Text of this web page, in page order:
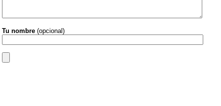
Tu nombre (opcional)